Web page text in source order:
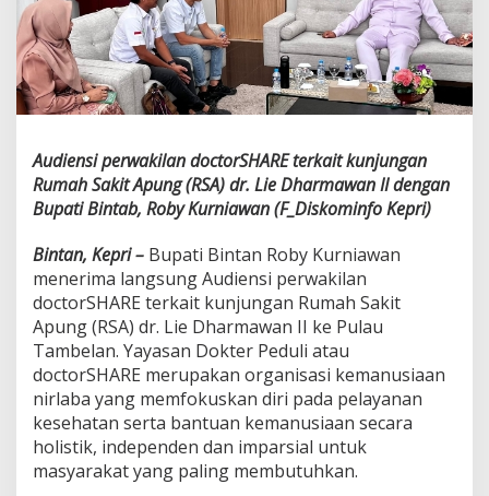
a
N
i
k
m
t
i
P
e
a
a
n
a
n
D
o
k
t
e
r
S
Audiensi perwakilan doctorSHARE terkait kunjungan
Rumah Sakit Apung (RSA) dr. Lie Dharmawan II dengan
Bupati Bintab, Roby Kurniawan (F_Diskominfo Kepri)
Bintan, Kepri – Bupati Bintan Roby Kurniawan
menerima langsung Audiensi perwakilan
doctorSHARE terkait kunjungan Rumah Sakit
Apung (RSA) dr. Lie Dharmawan II ke Pulau
Tambelan. Yayasan Dokter Peduli atau
doctorSHARE merupakan organisasi kemanusiaan
nirlaba yang memfokuskan diri pada pelayanan
kesehatan serta bantuan kemanusiaan secara
holistik, independen dan imparsial untuk
masyarakat yang paling membutuhkan.